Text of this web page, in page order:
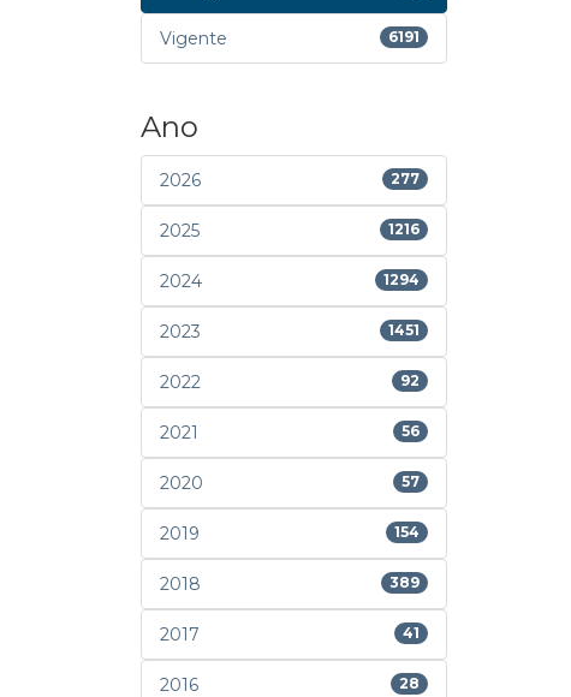
Vigente 6191
Ano
2026 277
2025 1216
2024 1294
2023 1451
2022 92
2021 56
2020 57
2019 154
2018 389
2017 41
2016 28